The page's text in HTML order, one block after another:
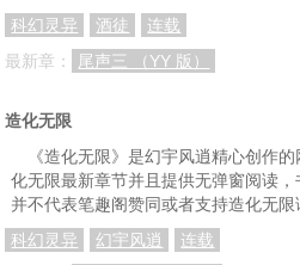
科幻灵异
酒徒
连载
最新章：
尾声三 （YY 版）
造化无限
《造化无限》是幻宇风逍精心创作
化无限最新章节并且提供无弹窗阅读，
并不代表笔趣阁赞同或者支持造化无限
科幻灵异
幻宇风逍
连载